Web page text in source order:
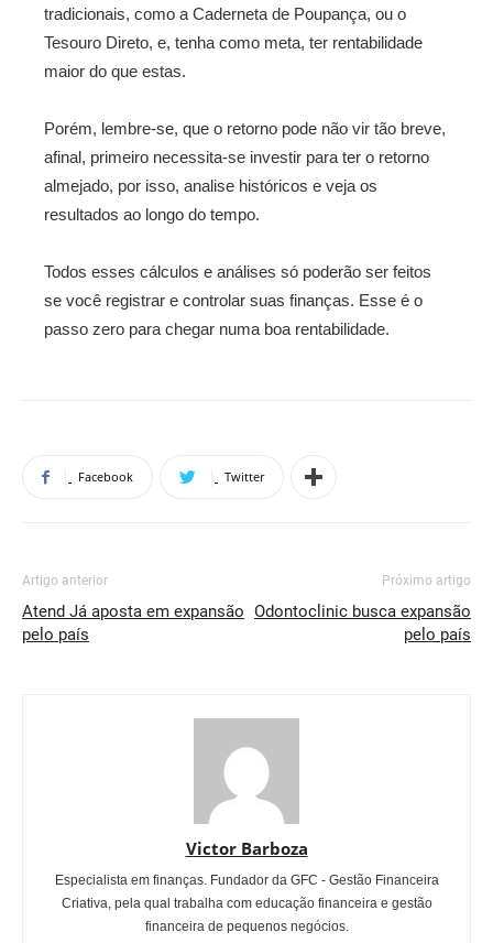
tradicionais, como a Caderneta de Poupança, ou o
Tesouro Direto, e, tenha como meta, ter rentabilidade
maior do que estas.
Porém, lembre-se, que o retorno pode não vir tão breve,
afinal, primeiro necessita-se investir para ter o retorno
almejado, por isso, analise históricos e veja os
resultados ao longo do tempo.
Todos esses cálculos e análises só poderão ser feitos
se você registrar e controlar suas finanças. Esse é o
passo zero para chegar numa boa rentabilidade.
Facebook Twitter
Artigo anterior
Atend Já aposta em expansão
pelo país
Próximo artigo
Odontoclinic busca expansão
pelo país
Victor Barboza
Especialista em finanças. Fundador da GFC - Gestão Financeira
Criativa, pela qual trabalha com educação financeira e gestão
financeira de pequenos negócios.